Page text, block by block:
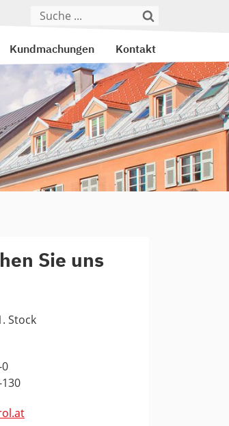
Kundmachungen Kontakt
Sie uns
Stock